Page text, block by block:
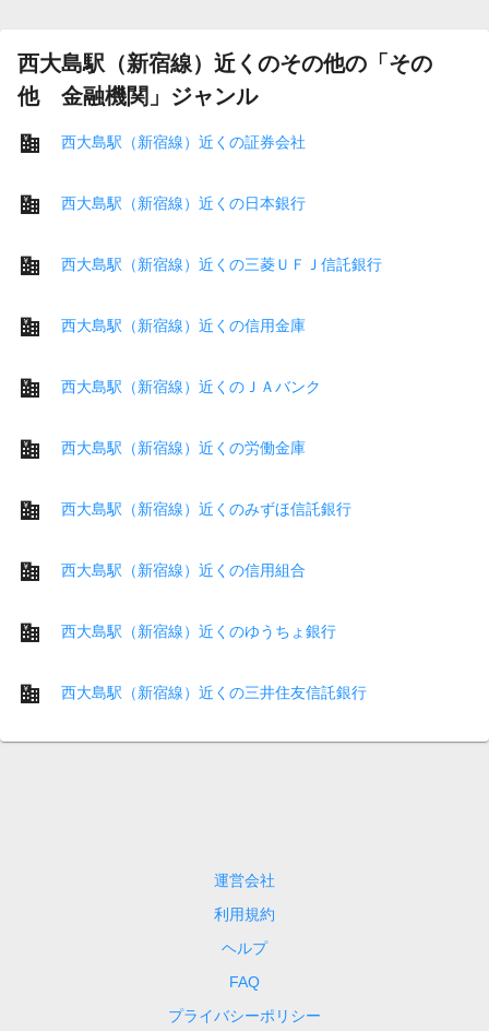
西大島駅（新宿線）近くのその他の「その
他 金融機関」ジャンル
西大島駅（新宿線）近くの証券会社
西大島駅（新宿線）近くの日本銀行
西大島駅（新宿線）近くの三菱ＵＦＪ信託銀行
西大島駅（新宿線）近くの信用金庫
西大島駅（新宿線）近くのＪＡバンク
西大島駅（新宿線）近くの労働金庫
西大島駅（新宿線）近くのみずほ信託銀行
西大島駅（新宿線）近くの信用組合
西大島駅（新宿線）近くのゆうちょ銀行
西大島駅（新宿線）近くの三井住友信託銀行
運営会社
利用規約
ヘルプ
FAQ
プライバシーポリシー